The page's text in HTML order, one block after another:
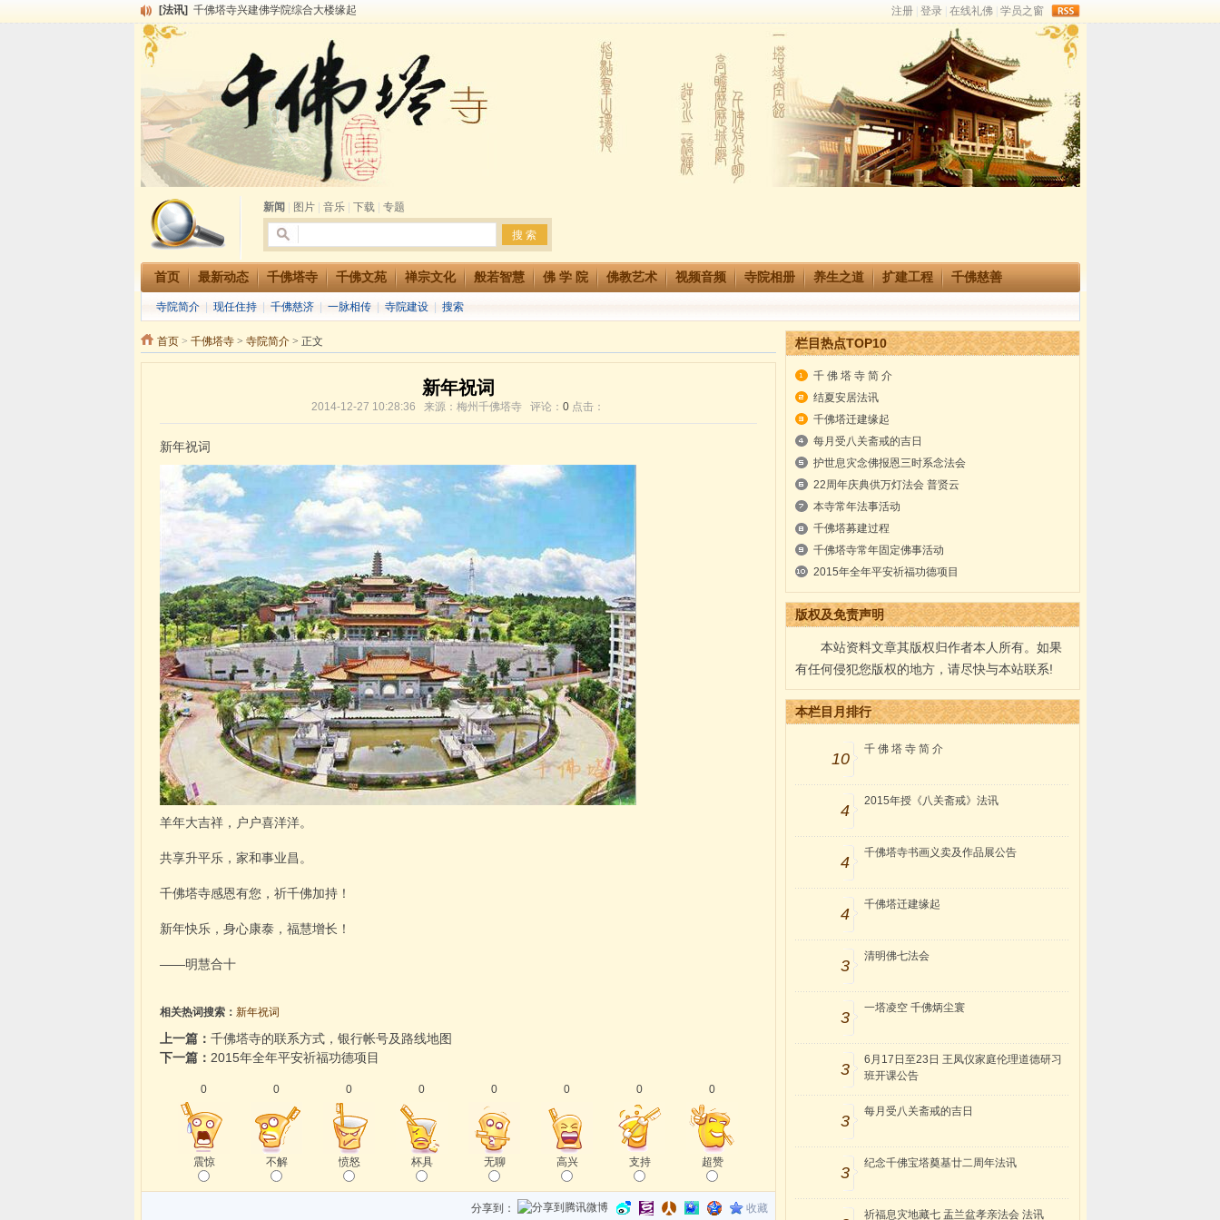
[法讯] 千佛塔寺兴建佛学院综合大楼缘起
[法讯]
[法讯]
千佛塔寺阅藏堂周末阅藏报名通知
清明节祭祖报恩地藏法会
[法讯]
本寺方丈上明下慧尼和尚开讲《六祖坛经》
[法讯] 2015-3-26师父于法堂对大众的开示
[法讯]
广东千佛塔寺云门佛学院女众部 2016年招生简章
[法讯]
恭请海涛法师莅临千佛塔寺弘法
[法讯]
2014年七月大法会 祈福息灾地藏七 冥阳两利普渡群蒙盂兰盆
[法讯] 千佛塔寺云门佛学院女众部2014年招生简章
新闻 图片| 音乐| 下载| 专题
首页 最新动态 千佛塔寺 千佛文苑 禅宗文化 般若智慧 佛 学 院 佛教艺术 视频音频 寺院相册 养生之道 扩建工程 千佛慈善
寺院简介 现任住持 千佛慈济 一脉相传 寺院建设 搜索
首页> 千佛塔寺> 寺院简介> 正文
新年祝词
2014-12-27 10:28:36 来源：梅州千佛塔寺 评论： 0 点击：
新年祝词
羊年大吉祥，户户喜洋洋。
共享升平乐，家和事业昌。
千佛塔寺感恩有您，祈千佛加持！
新年快乐，身心康泰，福慧增长！
——明慧合十
相关热词搜索： 新年祝词
上一篇： 千佛塔寺的联系方式，银行帐号及路线地图
下一篇： 2015年全年平安祈福功德项目
0
震惊
0
不解
0
愤怒
0
杯具
0
无聊
0
高兴
0
支持
0
超赞
分享到： 收藏
栏目热点TOP10
千 佛 塔 寺 简 介
结夏安居法讯
千佛塔迁建缘起
每月受八关斋戒的吉日
护世息灾念佛报恩三时系念法会
22周年庆典供万灯法会 普贤云
本寺常年法事活动
千佛塔募建过程
千佛塔寺常年固定佛事活动
2015年全年平安祈福功德项目
版权及免责声明
本站资料文章其版权归作者本人所有。如果
有任何侵犯您版权的地方，请尽快与本站联系!
本栏目月排行
10
千 佛 塔 寺 简 介
4
2015年授《八关斋戒》法讯
4
千佛塔寺书画义卖及作品展公告
4
千佛塔迁建缘起
3
清明佛七法会
3
一塔凌空 千佛炳尘寰
3
6月17日至23日 王凤仪家庭伦理道德研习
班开课公告
3
每月受八关斋戒的吉日
3
纪念千佛宝塔奠基廿二周年法讯
祈福息灾地藏七 盂兰盆孝亲法会 法讯